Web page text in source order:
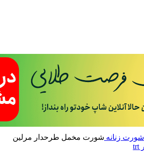
شورت زنانه شورت مخمل طرحدار مرلین